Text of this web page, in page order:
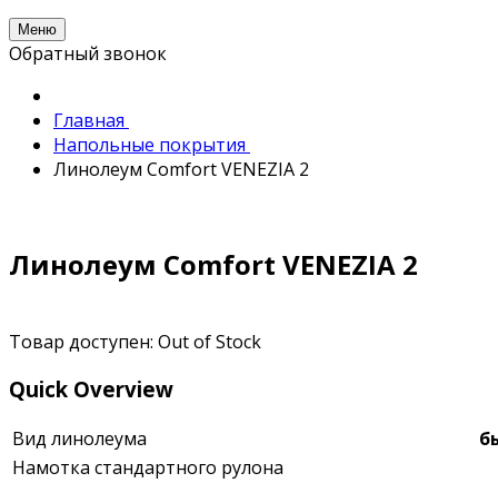
Меню
Обратный звонок
Главная
Напольные покрытия
Линолеум Comfort VENEZIA 2
Линолеум Comfort VENEZIA 2
Товар доступен: Out of Stock
Quick Overview
Вид линолеума
Намотка стандартного рулона